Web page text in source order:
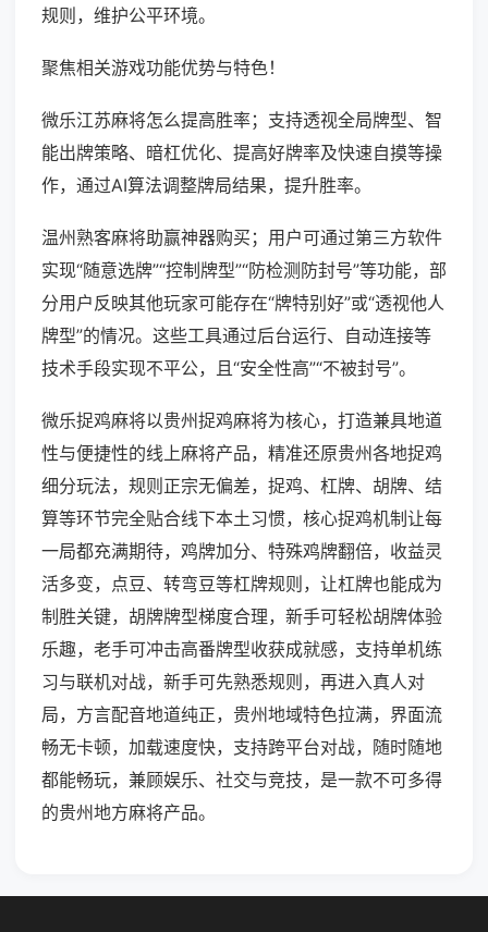
规则，维护公平环境。
聚焦相关游戏功能优势与特色！
微乐江苏麻将怎么提高胜率；支持透视全局牌型、智
能出牌策略、暗杠优化、提高好牌率及快速自摸等操
作，通过AI算法调整牌局结果，提升胜率。
温州熟客麻将助赢神器购买；用户可通过第三方软件
实现“随意选牌”“控制牌型”“防检测防封号”等功能，部
分用户反映其他玩家可能存在“牌特别好”或“透视他人
牌型”的情况。这些工具通过后台运行、自动连接等
技术手段实现不平公，且“安全性高”“不被封号”。
微乐捉鸡麻将以贵州捉鸡麻将为核心，打造兼具地道
性与便捷性的线上麻将产品，精准还原贵州各地捉鸡
细分玩法，规则正宗无偏差，捉鸡、杠牌、胡牌、结
算等环节完全贴合线下本土习惯，核心捉鸡机制让每
一局都充满期待，鸡牌加分、特殊鸡牌翻倍，收益灵
活多变，点豆、转弯豆等杠牌规则，让杠牌也能成为
制胜关键，胡牌牌型梯度合理，新手可轻松胡牌体验
乐趣，老手可冲击高番牌型收获成就感，支持单机练
习与联机对战，新手可先熟悉规则，再进入真人对
局，方言配音地道纯正，贵州地域特色拉满，界面流
畅无卡顿，加载速度快，支持跨平台对战，随时随地
都能畅玩，兼顾娱乐、社交与竞技，是一款不可多得
的贵州地方麻将产品。